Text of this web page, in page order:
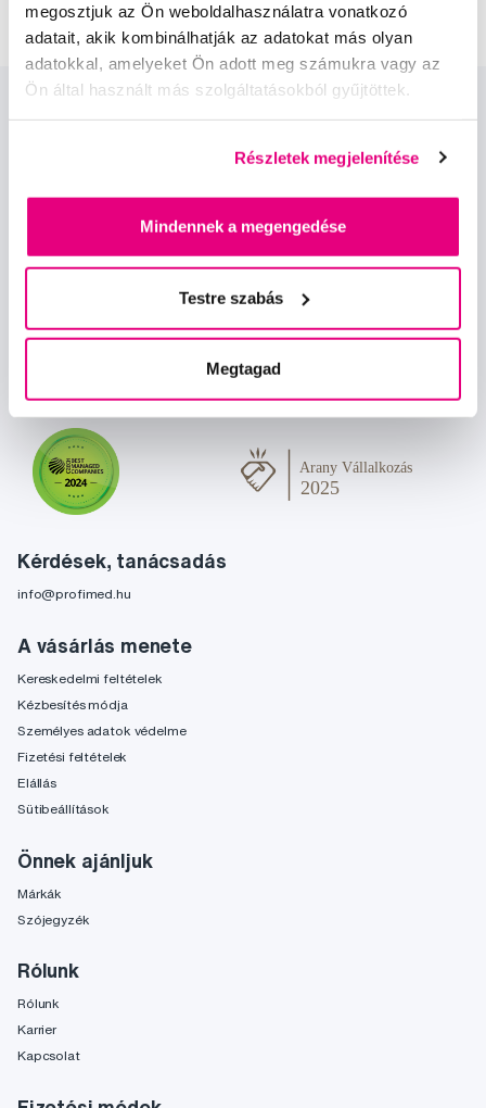
megosztjuk az Ön weboldalhasználatra vonatkozó
adatait, akik kombinálhatják az adatokat más olyan
adatokkal, amelyeket Ön adott meg számukra vagy az
Ön által használt más szolgáltatásokból gyűjtöttek.
Részletek megjelenítése
Mindennek a megengedése
Testre szabás
Megtagad
Kérdések, tanácsadás
info@profimed.hu
A vásárlás menete
Kereskedelmi feltételek
Kézbesítés módja
Személyes adatok védelme
Fizetési feltételek
Elállás
Sütibeállítások
Önnek ajánljuk
Márkák
Szójegyzék
Rólunk
Rólunk
Karrier
Kapcsolat
Hírek és ajánlatok
Szeretnék tájékoztatást kapni a hírekről és ajánlatokról és